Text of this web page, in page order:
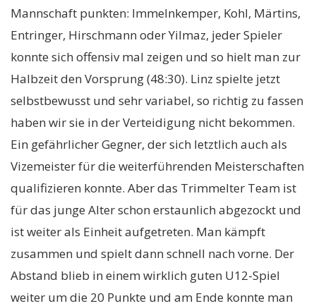
Mannschaft punkten: Immelnkemper, Kohl, Märtins,
Entringer, Hirschmann oder Yilmaz, jeder Spieler
konnte sich offensiv mal zeigen und so hielt man zur
Halbzeit den Vorsprung (48:30). Linz spielte jetzt
selbstbewusst und sehr variabel, so richtig zu fassen
haben wir sie in der Verteidigung nicht bekommen.
Ein gefährlicher Gegner, der sich letztlich auch als
Vizemeister für die weiterführenden Meisterschaften
qualifizieren konnte. Aber das Trimmelter Team ist
für das junge Alter schon erstaunlich abgezockt und
ist weiter als Einheit aufgetreten. Man kämpft
zusammen und spielt dann schnell nach vorne. Der
Abstand blieb in einem wirklich guten U12-Spiel
weiter um die 20 Punkte und am Ende konnte man